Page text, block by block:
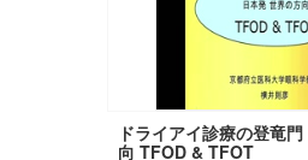
ドライアイ診療の登竜
向 TFOD & TFOT